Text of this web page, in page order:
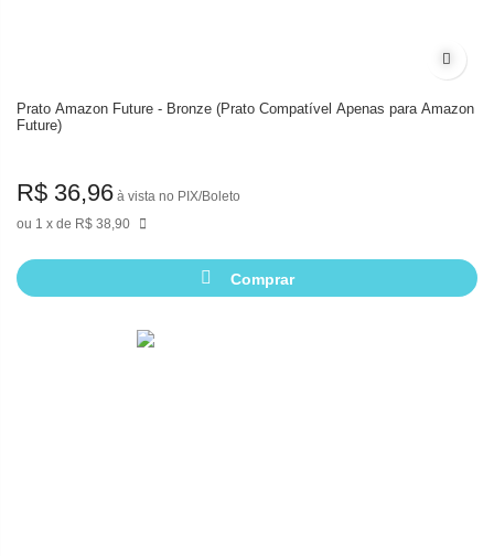
Prato Amazon Future - Bronze (Prato Compatível Apenas para Amazon
Future)
1 de R$ 38,90
R$ 36,96 à vista no PIX/Boleto
Comprar